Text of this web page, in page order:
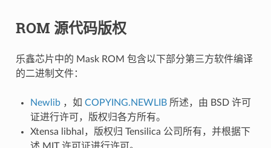
ROM 源代码版权
乐鑫芯片中的 Mask ROM 包含以下部分第三方软件编译
的二进制文件：
Newlib ，如 COPYING.NEWLIB 所述，由 BSD 许可
证进行许可，版权归各方所有。
Xtensa libhal，版权归 Tensilica 公司所有，并根据下